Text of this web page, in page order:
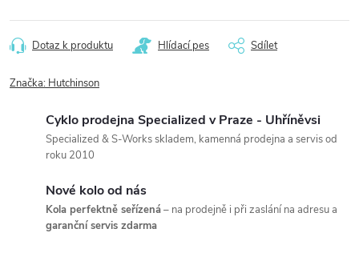
Dotaz k produktu Hlídací pes Sdílet
Značka: Hutchinson
Cyklo prodejna Specialized v Praze - Uhříněvsi
Specialized & S-Works skladem, kamenná prodejna a servis od
roku 2010
Nové kolo od nás
Kola perfektně seřízená– na prodejně i při zaslání na adresu a
garanční servis zdarma